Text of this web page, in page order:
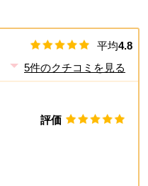
平均4.8
5件のクチコミを見る
評価